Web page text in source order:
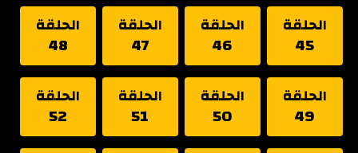
الحلقة
45
الحلقة
46
الحلقة
47
الحلقة
48
الحلقة
49
الحلقة
50
الحلقة
51
الحلقة
52